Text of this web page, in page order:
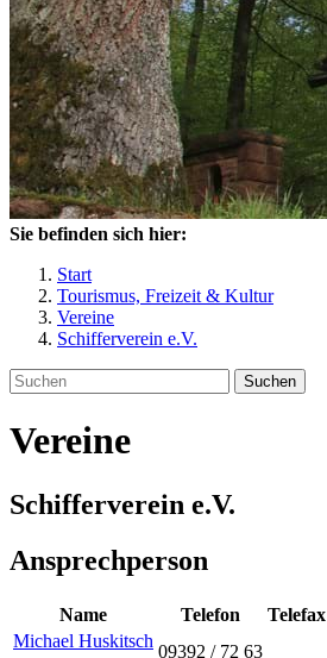
Sie befinden sich hier:
Start
Tourismus, Freizeit & Kultur
Vereine
Schifferverein e.V.
Suchen
Vereine
Schifferverein e.V.
Ansprechperson
Name Telefon Telefax
Michael Huskitsch
09392 / 72 63